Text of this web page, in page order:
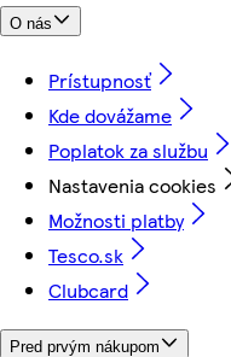
O nás
Prístupnosť
Kde dovážame
Poplatok za službu
Nastavenia cookies
Možnosti platby
Tesco.sk
Clubcard
Pred prvým nákupom